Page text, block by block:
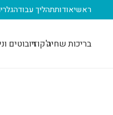
ראשיאודותתהליך עבודה
בריכות שחיהג'קוזירובוטים